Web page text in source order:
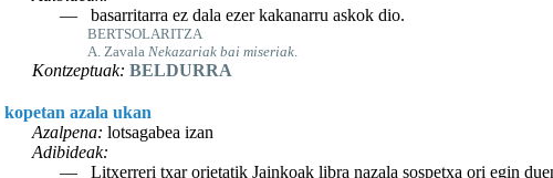
— basarritarra ez dala ezer kakanarru askok dio.
BERTSOLARITZA
A. Zavala Nekazariak bai miseriak.
Kontzeptuak: BELDURRA
kopetan azala ukan
Azalpena: lotsagabea izan
Adibideak:
— Litxerreri txar orietatik Jainkoak libra nazala sospetxa ori egin